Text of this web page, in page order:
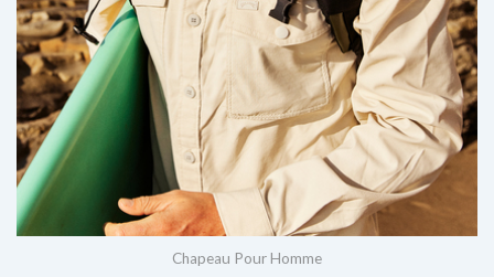
Chapeau Pour Homme